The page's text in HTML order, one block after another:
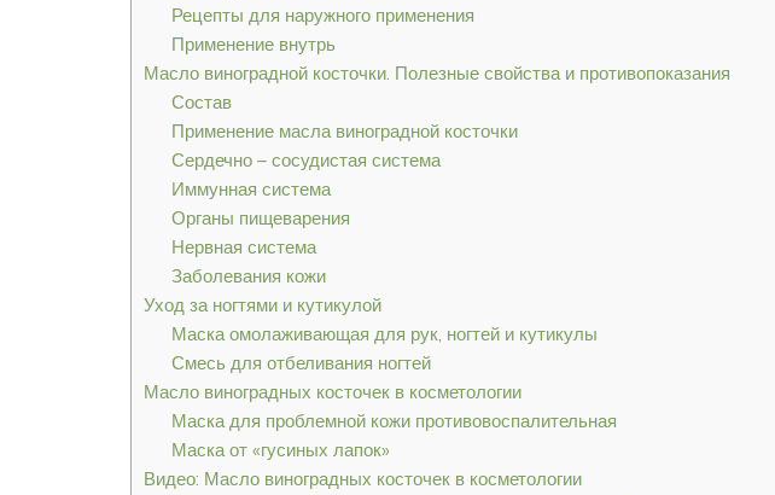
Рецепты для наружного применения
Применение внутрь
Масло виноградной косточки. Полезные свойства и противопоказания
Состав
Применение масла виноградной косточки
Сердечно – сосудистая система
Иммунная система
Органы пищеварения
Нервная система
Заболевания кожи
Уход за ногтями и кутикулой
Маска омолаживающая для рук, ногтей и кутикулы
Смесь для отбеливания ногтей
Масло виноградных косточек в косметологии
Маска для проблемной кожи противовоспалительная
Маска от «гусиных лапок»
Видео: Масло виноградных косточек в косметологии